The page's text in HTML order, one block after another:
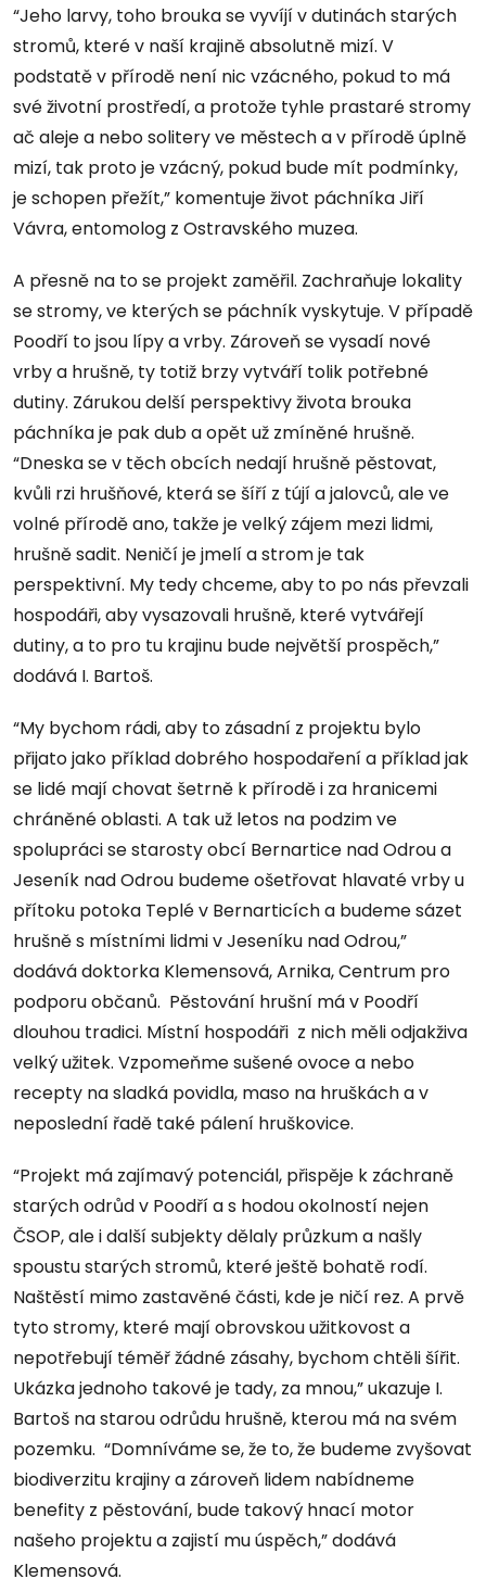
“Jeho larvy, toho brouka se vyvíjí v dutinách starých
stromů, které v naší krajině absolutně mizí. V
podstatě v přírodě není nic vzácného, pokud to má
své životní prostředí, a protože tyhle prastaré stromy
ač aleje a nebo solitery ve městech a v přírodě úplně
mizí, tak proto je vzácný, pokud bude mít podmínky,
je schopen přežít,” komentuje život páchníka Jiří
Vávra, entomolog z Ostravského muzea.
A přesně na to se projekt zaměřil. Zachraňuje lokality
se stromy, ve kterých se páchník vyskytuje. V případě
Poodří to jsou lípy a vrby. Zároveň se vysadí nové
vrby a hrušně, ty totiž brzy vytváří tolik potřebné
dutiny. Zárukou delší perspektivy života brouka
páchníka je pak dub a opět už zmíněné hrušně.
“Dneska se v těch obcích nedají hrušně pěstovat,
kvůli rzi hrušňové, která se šíří z tújí a jalovců, ale ve
volné přírodě ano, takže je velký zájem mezi lidmi,
hrušně sadit. Neničí je jmelí a strom je tak
perspektivní. My tedy chceme, aby to po nás převzali
hospodáři, aby vysazovali hrušně, které vytvářejí
dutiny, a to pro tu krajinu bude největší prospěch,”
dodává I. Bartoš.
“My bychom rádi, aby to zásadní z projektu bylo
přijato jako příklad dobrého hospodaření a příklad jak
se lidé mají chovat šetrně k přírodě i za hranicemi
chráněné oblasti. A tak už letos na podzim ve
spolupráci se starosty obcí Bernartice nad Odrou a
Jeseník nad Odrou budeme ošetřovat hlavaté vrby u
přítoku potoka Teplé v Bernarticích a budeme sázet
hrušně s místními lidmi v Jeseníku nad Odrou,”
dodává doktorka Klemensová, Arnika, Centrum pro
podporu občanů. Pěstování hrušní má v Poodří
dlouhou tradici. Místní hospodáři z nich měli odjakživa
velký užitek. Vzpomeňme sušené ovoce a nebo
recepty na sladká povidla, maso na hruškách a v
neposlední řadě také pálení hruškovice.
“Projekt má zajímavý potenciál, přispěje k záchraně
starých odrůd v Poodří a s hodou okolností nejen
ČSOP, ale i další subjekty dělaly průzkum a našly
spoustu starých stromů, které ještě bohatě rodí.
Naštěstí mimo zastavěné části, kde je ničí rez. A prvě
tyto stromy, které mají obrovskou užitkovost a
nepotřebují téměř žádné zásahy, bychom chtěli šířit.
Ukázka jednoho takové je tady, za mnou,” ukazuje I.
Bartoš na starou odrůdu hrušně, kterou má na svém
pozemku. “Domníváme se, že to, že budeme zvyšovat
biodiverzitu krajiny a zároveň lidem nabídneme
benefity z pěstování, bude takový hnací motor
našeho projektu a zajistí mu úspěch,” dodává
Klemensová.